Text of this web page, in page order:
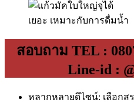
สอบถาม TEL :
Line-id :
หลากหลายดีไซน์: เลือก